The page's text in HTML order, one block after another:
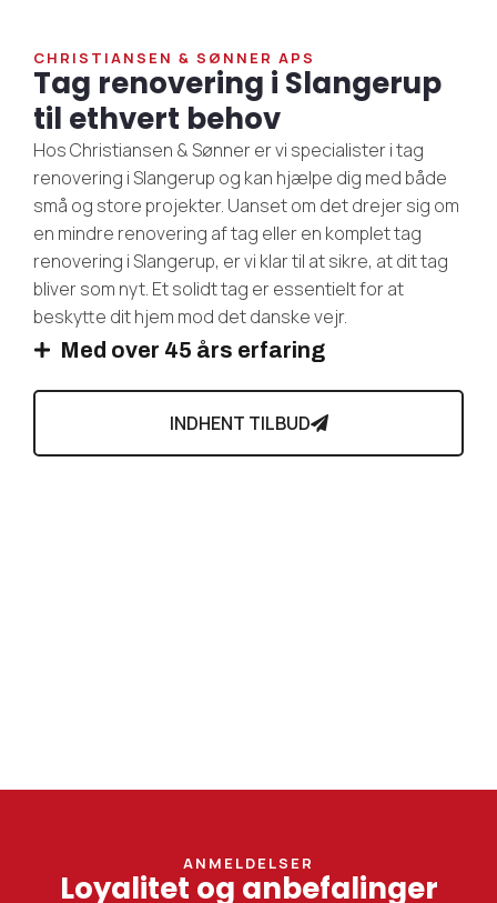
CHRISTIANSEN & SØNNER APS
Tag renovering i Slangerup
til ethvert behov
Hos Christiansen & Sønner er vi specialister i tag
renovering i Slangerup og kan hjælpe dig med både
små og store projekter. Uanset om det drejer sig om
en mindre renovering af tag eller en komplet tag
renovering i Slangerup, er vi klar til at sikre, at dit tag
bliver som nyt. Et solidt tag er essentielt for at
beskytte dit hjem mod det danske vejr.
Med over 45 års erfaring
INDHENT TILBUD
ANMELDELSER
Loyalitet og anbefalinger